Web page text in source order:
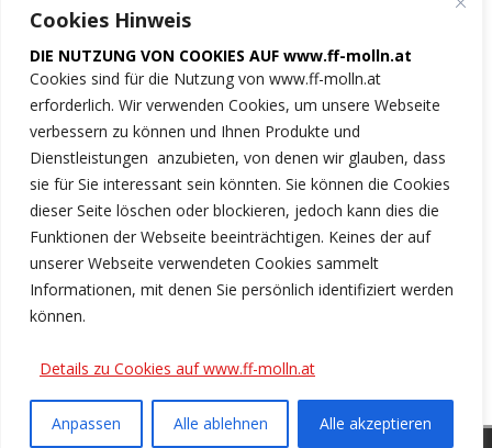
Cookies Hinweis
DIE NUTZUNG VON COOKIES AUF www.ff-molln.at
Cookies sind für die Nutzung von www.ff-molln.at
erforderlich. Wir verwenden Cookies, um unsere Webseite
verbessern zu können und Ihnen Produkte und
Dienstleistungen anzubieten, von denen wir glauben, dass
sie für Sie interessant sein könnten. Sie können die Cookies
dieser Seite löschen oder blockieren, jedoch kann dies die
Funktionen der Webseite beeinträchtigen. Keines der auf
unserer Webseite verwendeten Cookies sammelt
Informationen, mit denen Sie persönlich identifiziert werden
können.
Details zu Cookies auf www.ff-molln.at
Anpassen Alle ablehnen Alle akzeptieren
der Marktgemeinde Molln
Feuerwehrstrasse 1
4591 Molln
Tel.: 07584/2222
ff-molln@ki.ooelfv.at